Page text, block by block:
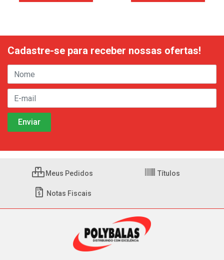
Cadastre-se para receber nossas ofertas!
Meus Pedidos Títulos
Notas Fiscais